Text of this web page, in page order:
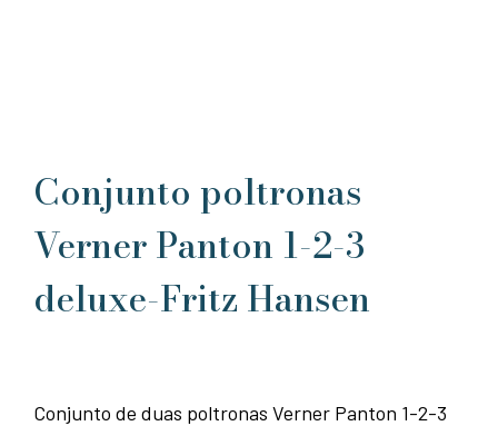
Conjunto poltronas
Verner Panton 1-2-3
deluxe-Fritz Hansen
Conjunto de duas poltronas Verner Panton 1-2-3